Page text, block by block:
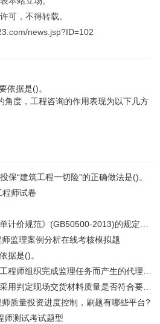
可，不得转载。
news.jsp?ID=102
依据是()。
角度，工程咨询的作用表现为以下几方
保“建筑工程一切险”的正确做法是()。
师试卷
(GB50500-2013)的规定，工程量清单应由()编制。
监理案例分析在线考核模拟题
据是()。
组织完成监理任务而产生的代理属于()。
现场交货材料质量是否符合要求的F方法是()。
质量投资进度控制，刷题有哪些平台?
师测试考试题型